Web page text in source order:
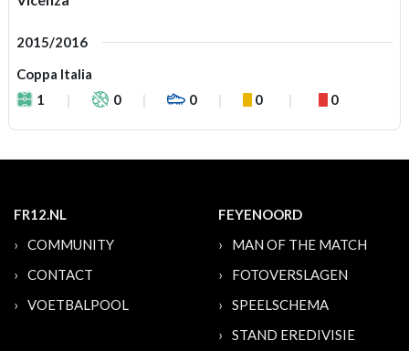
2015/2016
Coppa Italia
1
0 0 0 0
FR12.NL
COMMUNITY
CONTACT
VOETBALPOOL
FEYENOORD
MAN OF THE MATCH
FOTOVERSLAGEN
SPEELSCHEMA
STAND EREDIVISIE